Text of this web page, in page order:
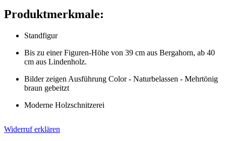
Produktmerkmale:
Standfigur
Bis zu einer Figuren-Höhe von 39 cm aus Bergahorn, ab 40
cm aus Lindenholz.
Bilder zeigen Ausführung Color - Naturbelassen - Mehrtönig
braun gebeitzt
Moderne Holzschnitzerei
Widerruf erklären